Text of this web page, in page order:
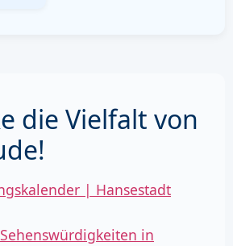
die Vielfalt von
| Hansestadt
in